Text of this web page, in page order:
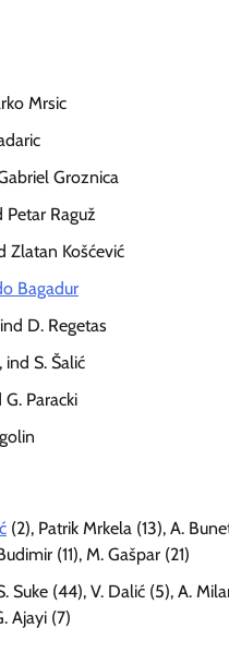
Mrsic
Groznica
Petar Raguž
Zlatan Košćević
Bagadur
D. Regetas
ind S. Šalić
G. Paracki
(2), Patrik Mrkela (13), A.
(11), M. Gašpar (21)
Suke (44), V. Dalić (5), A.
Ajayi (7)